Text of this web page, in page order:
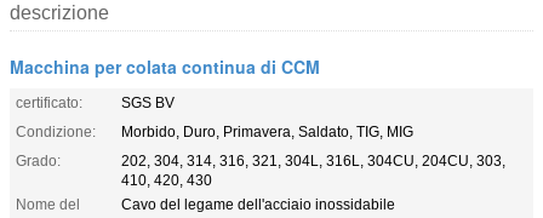
descrizione
Macchina per colata continua di CCM
certificato:
SGS BV
Condizione:
Morbido, Duro, Primavera, Saldato, TIG, MIG
Grado:
202, 304, 314, 316, 321, 304L, 316L, 304CU, 204CU, 303,
410, 420, 430
Nome del
Cavo del legame dell'acciaio inossidabile